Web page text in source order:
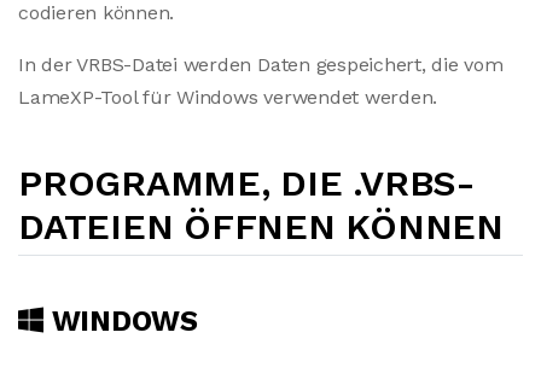
codieren können.
In der VRBS-Datei werden Daten gespeichert, die vom
LameXP-Tool für Windows verwendet werden.
PROGRAMME, DIE .VRBS-
DATEIEN ÖFFNEN KÖNNEN
WINDOWS